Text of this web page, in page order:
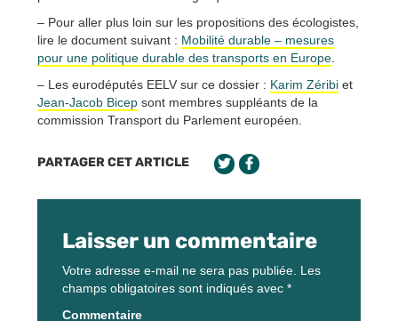
– Pour aller plus loin sur les propositions des écologistes,
lire le document suivant : Mobilité durable – mesures
pour une politique durable des transports en Europe
– Les eurodéputés EELV sur ce dossier : Karim Zéribi et
Jean-Jacob Bicep sont membres suppléants de la
commission Transport du Parlement européen.
PARTAGER CET ARTICLE
Laisser un commentaire
Votre adresse e-mail ne sera pas publiée. Les
champs obligatoires sont indiqués avec *
Commentaire